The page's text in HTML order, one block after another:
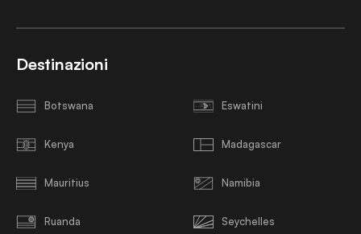
Destinazioni
Botswana Eswatini
Kenya Madagascar
Mauritius Namibia
Ruanda Seychelles